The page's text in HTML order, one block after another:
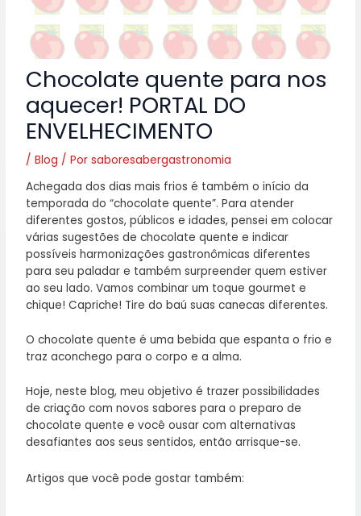
Chocolate quente para nos
aquecer! PORTAL DO
ENVELHECIMENTO
/Blog / Porsaboresabergastronomia
Achegada dos dias mais frios é também o início da
temporada do “chocolate quente”. Para atender
diferentes gostos, públicos e idades, pensei em colocar
várias sugestões de chocolate quente e indicar
possíveis harmonizações gastronômicas diferentes
para seu paladar e também surpreender quem estiver
ao seu lado. Vamos combinar um toque gourmet e
chique! Capriche! Tire do baú suas canecas diferentes.
O chocolate quente é uma bebida que espanta o frio e
traz aconchego para o corpo e a alma.
Hoje, neste blog, meu objetivo é trazer possibilidades
de criação com novos sabores para o preparo de
chocolate quente e você ousar com alternativas
desafiantes aos seus sentidos, então arrisque-se.
Artigos que você pode gostar também: